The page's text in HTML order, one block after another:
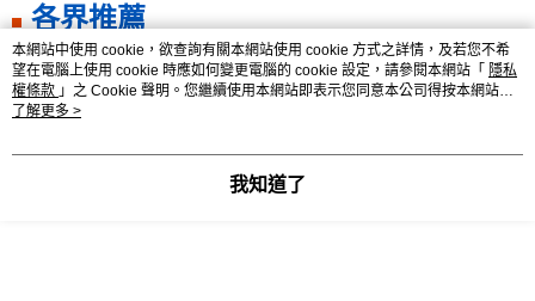
各界推薦
掌握MarTech策略佈局的關鍵與戰術，啟動後疫情時
本網站中使用 cookie，欲查詢有關本網站使用 cookie 方式之詳情，及若您不希
望在電腦上使用 cookie 時應如何變更電腦的 cookie 設定，請參閱本網站「 隱私
權條款 」之 Cookie 聲明。您繼續使用本網站即表示您同意本公司得按本網站使
用條款之 Cookie 聲明使用 cookie。
了解更多 >
我知道了